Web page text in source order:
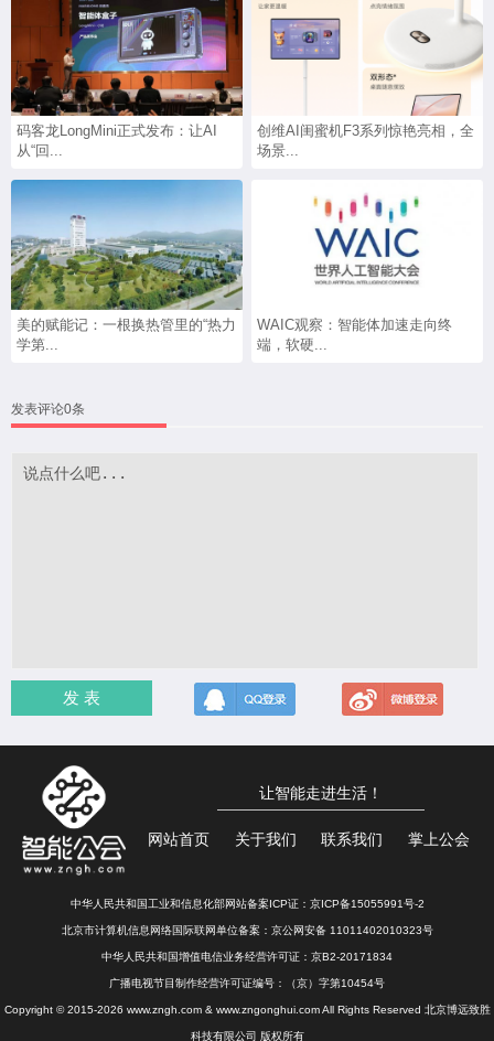
码客龙LongMini正式发布：让AI
从“回...
创维AI闺蜜机F3系列惊艳亮相，全
场景...
美的赋能记：一根换热管里的“热力
学第...
WAIC观察：智能体加速走向终
端，软硬...
发表评论0条
发 表
让智能走进生活！
网站首页 关于我们 联系我们 掌上公会
中华人民共和国工业和信息化部网站备案ICP证： 京ICP备15055991号-2
北京市计算机信息网络国际联网单位备案： 京公网安备 11011402010323号
中华人民共和国增值电信业务经营许可证：京B2-20171834
广播电视节目制作经营许可证编号：（京）字第10454号
Copyright © 2015-2026 www.zngh.com & www.zngonghui.com All Rights Reserved 北京博远致胜
科技有限公司 版权所有